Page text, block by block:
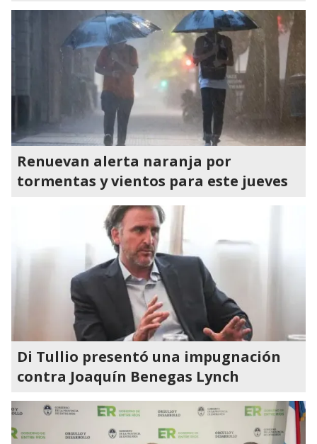
Renuevan alerta naranja por
tormentas y vientos para este jueves
Di Tullio presentó una impugnación
contra Joaquín Benegas Lynch